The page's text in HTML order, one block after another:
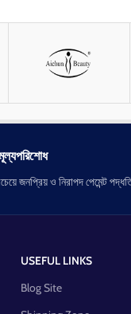
জনপ্রিয় ও নিরাপদ পেমেন্ট
USEFUL LINKS
Blog Site